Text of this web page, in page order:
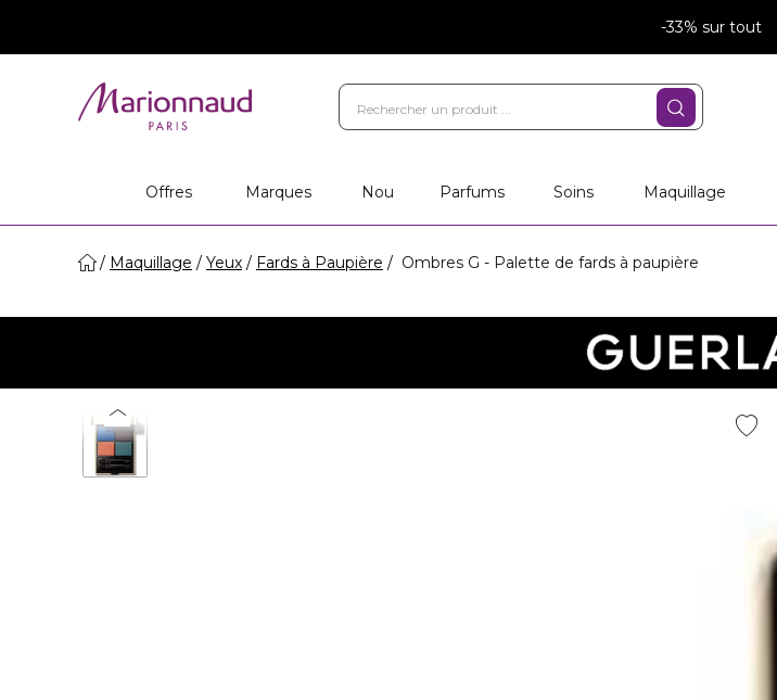
-33% sur tout
Offres Marques Nou Parfums Soins Maquillage
Maquillage Yeux Fards à Paupière Ombres G - Palette de fards à paupière